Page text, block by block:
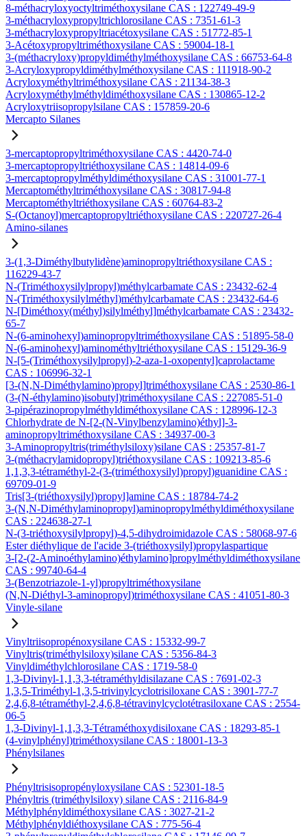
8-méthacryloxyoctyltriméthoxysilane CAS : 122749-49-9
3-méthacryloxypropyltrichlorosilane CAS : 7351-61-3
3-méthacryloxypropyltriacétoxysilane CAS : 51772-85-1
3-Acétoxypropyltriméthoxysilane CAS : 59004-18-1
3-(méthacryloxy)propyldiméthylméthoxysilane CAS : 66753-64-8
3-Acryloxypropyldiméthylméthoxysilane CAS : 111918-90-2
Acryloxyméthyltriméthoxysilane CAS : 21134-38-3
Acryloxyméthylméthyldiméthoxysilane CAS : 130865-12-2
Acryloxytriisopropylsilane CAS : 157859-20-6
Mercapto Silanes
3-mercaptopropyltriméthoxysilane CAS : 4420-74-0
3-mercaptopropyltriéthoxysilane CAS : 14814-09-6
3-mercaptopropylméthyldiméthoxysilane CAS : 31001-77-1
Mercaptométhyltriméthoxysilane CAS : 30817-94-8
Mercaptométhyltriéthoxysilane CAS : 60764-83-2
S-(Octanoyl)mercaptopropyltriéthoxysilane CAS : 220727-26-4
Amino-silanes
3-(1,3-Diméthylbutylidène)aminopropyltriéthoxysilane CAS :
116229-43-7
N-(Triméthoxysilylpropyl)méthylcarbamate CAS : 23432-62-4
N-(Triméthoxysilylméthyl)méthylcarbamate CAS : 23432-64-6
N-[Diméthoxy(méthyl)silylméthyl]méthylcarbamate CAS : 23432-
65-7
N-(6-aminohexyl)aminopropyltriméthoxysilane CAS : 51895-58-0
N-(6-aminohexyl)aminométhyltriéthoxysilane CAS : 15129-36-9
N-[5-(Triméthoxysilylpropyl)-2-aza-1-oxopentyl]caprolactame
CAS : 106996-32-1
[3-(N,N-Diméthylamino)propyl]triméthoxysilane CAS : 2530-86-1
(3-(N-éthylamino)isobutyl)triméthoxysilane CAS : 227085-51-0
3-pipérazinopropylméthyldiméthoxysilane CAS : 128996-12-3
Chlorhydrate de N-[2-(N-Vinylbenzylamino)éthyl]-3-
aminopropyltriméthoxysilane CAS : 34937-00-3
3-Aminopropyltris(triméthylsiloxy)silane CAS : 25357-81-7
3-(méthacrylamidopropyl)triéthoxysilane CAS : 109213-85-6
1,1,3,3-tétraméthyl-2-(3-(triméthoxysilyl)propyl)guanidine CAS :
69709-01-9
Tris[3-(triéthoxysilyl)propyl]amine CAS : 18784-74-2
3-(N,N-Diméthylaminopropyl)aminopropylméthyldiméthoxysilane
CAS : 224638-27-1
N-(3-triéthoxysilylpropyl)-4,5-dihydroimidazole CAS : 58068-97-6
Ester diéthylique de l'acide 3-(triéthoxysilyl)propylaspartique
3-[2-(2-Aminoéthylamino)éthylamino]propylméthyldiméthoxysilane
CAS : 99740-64-4
3-(Benzotriazole-1-yl)propyltriméthoxysilane
(N,N-Diéthyl-3-aminopropyl)triméthoxysilane CAS : 41051-80-3
Vinyle-silane
Vinyltriisopropénoxysilane CAS : 15332-99-7
Vinyltris(triméthylsiloxy)silane CAS : 5356-84-3
Vinyldiméthylchlorosilane CAS : 1719-58-0
1,3-Divinyl-1,1,3,3-tétraméthyldisilazane CAS : 7691-02-3
1,3,5-Triméthyl-1,3,5-trivinylcyclotrisiloxane CAS : 3901-77-7
2,4,6,8-tétraméthyl-2,4,6,8-tétravinylcyclotétrasiloxane CAS : 2554-
06-5
1,3-Divinyl-1,1,3,3-Tétraméthoxydisiloxane CAS : 18293-85-1
(4-vinylphényl)triméthoxysilane CAS : 18001-13-3
Phénylsilanes
Phényltrisisopropényloxysilane CAS : 52301-18-5
Phényltris (triméthylsiloxy) silane CAS : 2116-84-9
Méthylphényldiméthoxysilane CAS : 3027-21-2
Méthylphényldiéthoxysilane CAS : 775-56-4